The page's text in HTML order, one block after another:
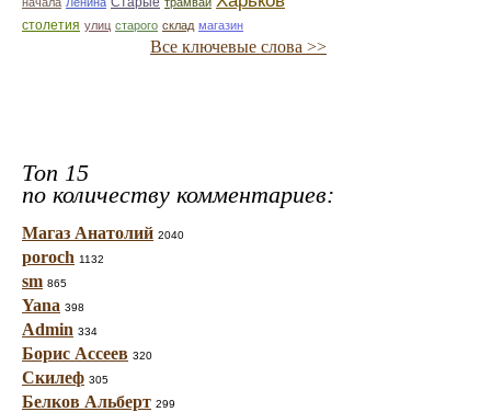
столетия улиц старого склад магазин
Все ключевые слова >>
Топ 15
по количеству комментариев:
Магаз Анатолий 2040
poroch 1132
sm 865
Yana 398
Admin 334
Борис Ассеев 320
Скилеф 305
Белков Альберт 299